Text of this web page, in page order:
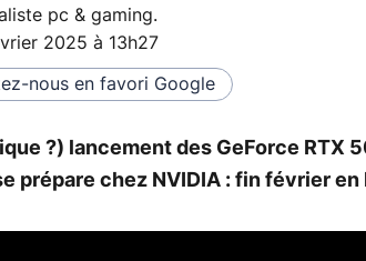
pc & gaming.
2025 à 13h27
nous en favori Google
?) lancement des GeForce RTX
prépare chez NVIDIA : fin février en